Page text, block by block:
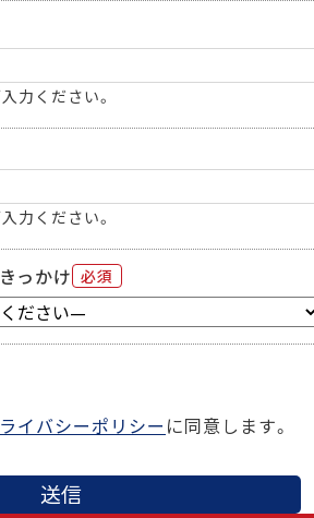
力ください。
力ください。
っかけ 必須
イバシーポリシー に同意します。